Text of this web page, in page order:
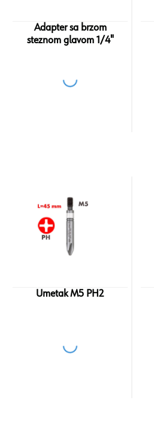
Adapter sa brzom
steznom glavom 1/4"
Umetak M5 PH2